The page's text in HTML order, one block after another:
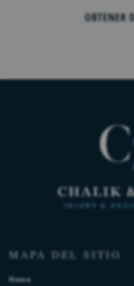
OBTENER
MAPA DEL SITIO
Home